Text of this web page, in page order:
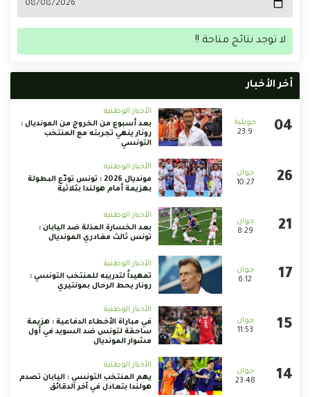
لا توجد نتائج متاحة !!
أخر الأخبار
23:9
الأخبار الوطنية
بعد أسبوع من الخروج من المونديال :
رونار ينهي تجربته مع المنتخب
التونسي
10:27
الأخبار الوطنية
مونديال 2026 : تونس تودّع البطولة
بهزيمة أمام هولندا بثلاثية
8:29
الأخبار الوطنية
بعد الخسارة المذلة ضد اليابان :
تونس ثالث مغادري المونديال
6:12
الأخبار الوطنية
تمهيداً لتدريبه للمنتخب التونسي :
رونار يحط الرحال بمونتيري
11:53
الأخبار الوطنية
في مباراة الأخطاء الدفاعية : هزيمة
ساحقة لتونس ضد السويد في أول
مشوار المونديال
23:48
الأخبار الوطنية
يهم المنتخب التونسي : اليابان تصدم
هولندا بتعادل في آخر الدقائق